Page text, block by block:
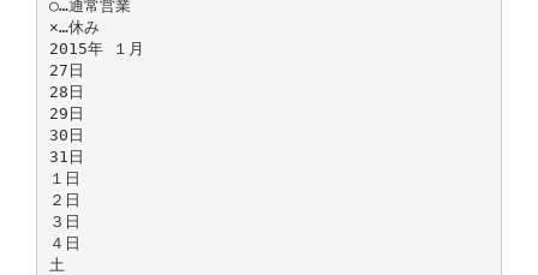
○…通常営業
×…休み
2015年 １月
27日
28日
29日
30日
31日
１日
２日
３日
４日
土